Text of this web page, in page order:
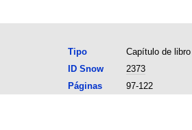
Tipo
Capítulo de libro
ID Snow
2373
Páginas
97-122